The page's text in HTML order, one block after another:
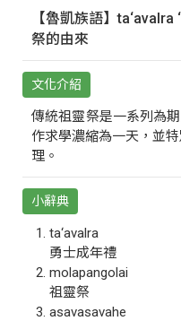
【魯凱族語】
祭的由來
文化介紹
傳統祖靈祭是一系列為
作求學濃縮為一天，並
理。
小辭典
ta‘avalra
勇士成年禮
molapangolai
祖靈祭
asavasavahe